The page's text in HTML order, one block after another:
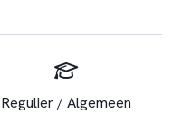
Regulier / Algemeen